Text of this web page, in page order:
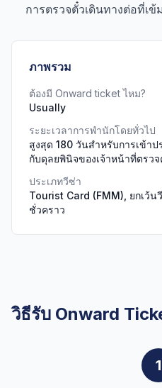
การตรวจตั๋วเดินทางต่อที่เข้
ภาพรวม
ต้องมี Onward ticket ไหม?
Usually
ระยะเวลาการพำนักโดยทั่วไป
สูงสุด 180 วันสำหรับการเข้า
กับดุลยพินิจของเจ้าหน้าที่ตรวจ
ประเภทวีซ่า
Tourist Card (FMM), ยกเว้น
ชั่วคราว
วิธีรับ Onward
1